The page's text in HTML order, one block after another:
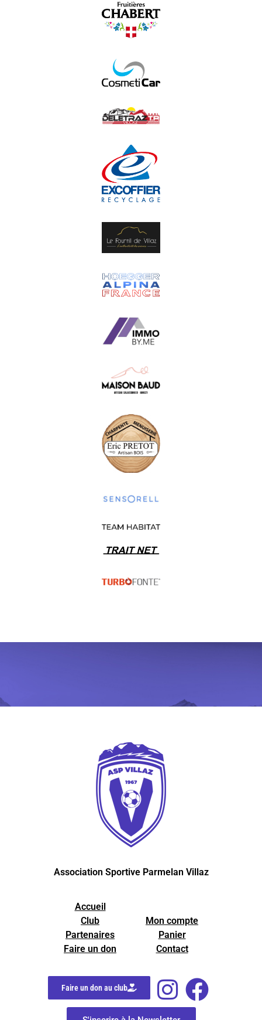
Association Sportive Parmelan Villaz
Accueil
Club
Partenaires
Faire un don
Mon compte
Panier
Contact
Faire un don au club